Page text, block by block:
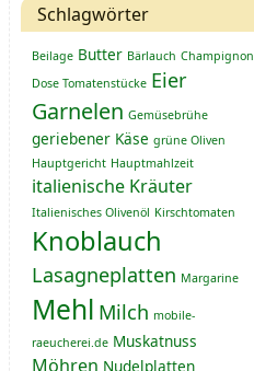
Schlagwörter
Beilage Butter Bärlauch Champignon
Dose Tomatenstücke Eier
Garnelen Gemüsebrühe
geriebener Käse grüne Oliven
Hauptgericht Hauptmahlzeit
italienische Kräuter
Italienisches Olivenöl Kirschtomaten
Knoblauch
Lasagneplatten Margarine
Mehl Milch mobile-
raeucherei.de Muskatnuss
Möhren Nudelplatten